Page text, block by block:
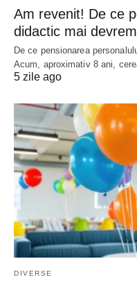
Am revenit! De ce
didactic mai
De ce pensionarea
Acum, aproximativ 8 ani,
5 zile ago
DIVERSE